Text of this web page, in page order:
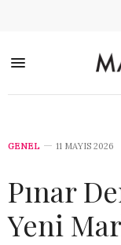
GENEL 11 MAYIS 2026
Pınar
Yeni